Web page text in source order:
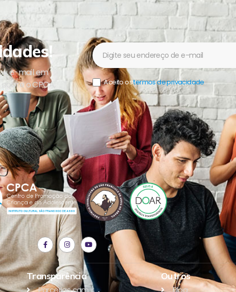
e-mail em
o CPCA,
Newsletter
Aceito ostermos de privacidade.
Transparência Outros